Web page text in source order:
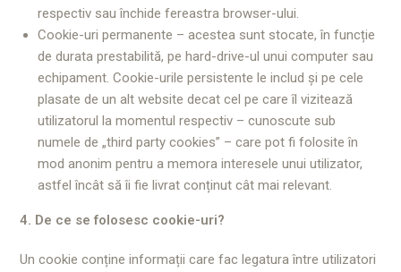
respectiv sau închide fereastra browser-ului.
Cookie-uri permanente – acestea sunt stocate, în funcție
de durata prestabilită, pe hard-drive-ul unui computer sau
echipament. Cookie-urile persistente le includ și pe cele
plasate de un alt website decat cel pe care îl vizitează
utilizatorul la momentul respectiv – cunoscute sub
numele de „third party cookies” – care pot fi folosite în
mod anonim pentru a memora interesele unui utilizator,
astfel încât să îi fie livrat conținut cât mai relevant.
4. De ce se folosesc cookie-uri?
Un cookie conține informații care fac legatura între utilizatori